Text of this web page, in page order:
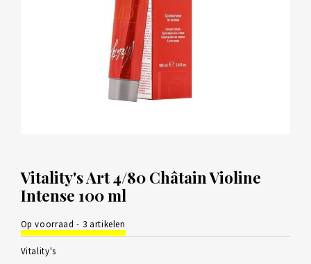
Vitality's Art 4/80 Châtain Violine
Intense 100 ml
Op voorraad - 3 artikelen
Vitality's